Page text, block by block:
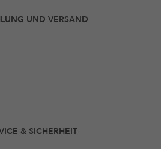
UND VERSAND
& SICHERHEIT